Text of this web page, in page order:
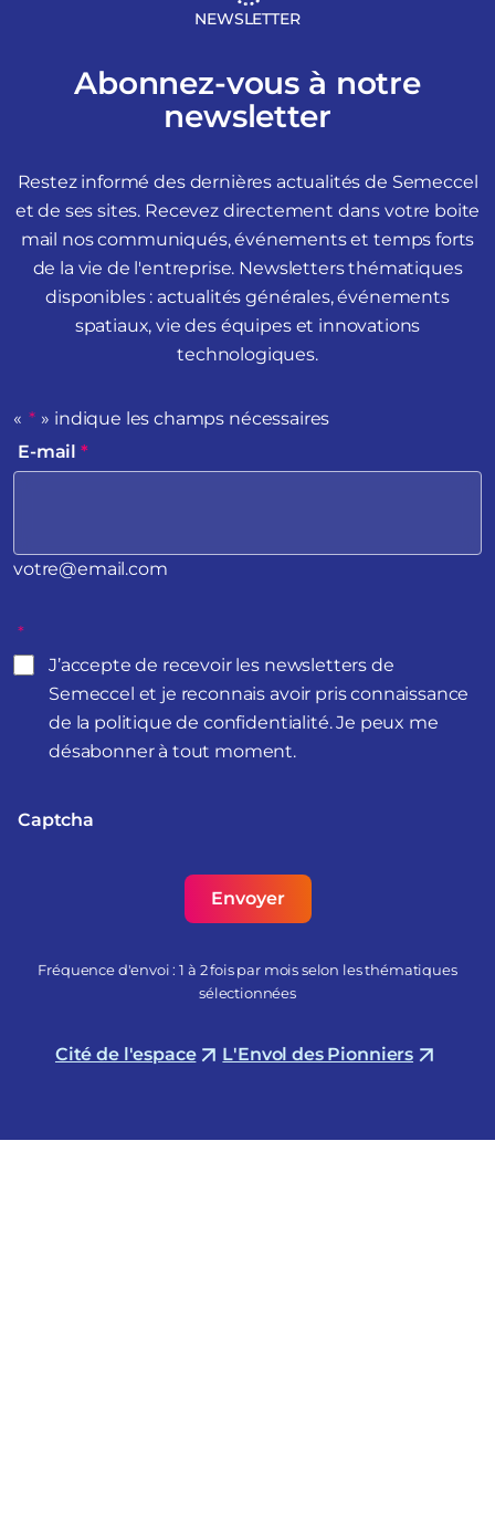
NEWSLETTER
Abonnez-vous à notre
newsletter
Restez informé des dernières actualités de Semeccel
et de ses sites. Recevez directement dans votre boite
mail nos communiqués, événements et temps forts
de la vie de l'entreprise. Newsletters thématiques
disponibles : actualités générales, événements
spatiaux, vie des équipes et innovations
technologiques.
« * » indique les champs nécessaires
E-mail *
votre@email.com
*
J’accepte de recevoir les newsletters de
Semeccel et je reconnais avoir pris connaissance
de la politique de confidentialité. Je peux me
désabonner à tout moment.
Captcha
Fréquence d'envoi : 1 à 2 fois par mois selon les thématiques
sélectionnées
Cité de l'espace L'Envol des Pionniers